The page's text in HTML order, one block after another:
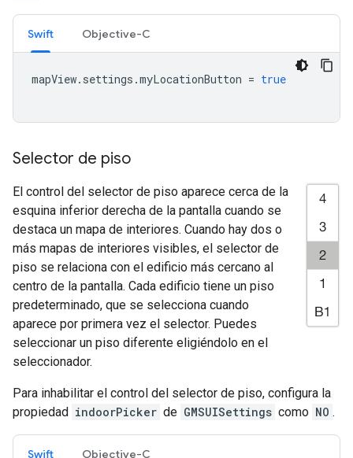
Swift Objective-C
mapView. settings .myLocationButton = true
Selector de piso
El control del selector de piso aparece cerca de la
esquina inferior derecha de la pantalla cuando se
destaca un mapa de interiores. Cuando hay dos o
más mapas de interiores visibles, el selector de
piso se relaciona con el edificio más cercano al
centro de la pantalla. Cada edificio tiene un piso
predeterminado, que se selecciona cuando
aparece por primera vez el selector. Puedes
seleccionar un piso diferente eligiéndolo en el
seleccionador.
Para inhabilitar el control del selector de piso, configura la
propiedad indoorPicker de GMSUISettings como NO .
Swift Objective-C